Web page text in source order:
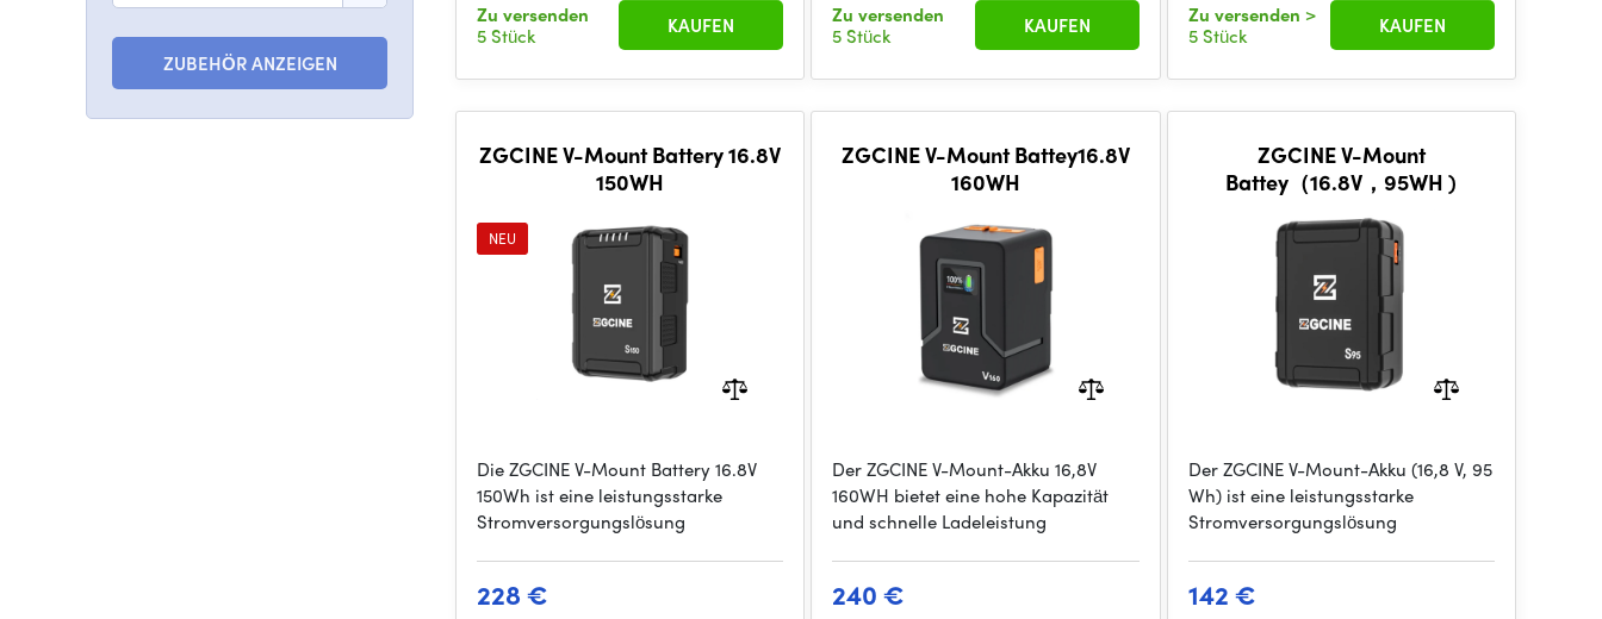
ZUBEHÖR ANZEIGEN
Zu versenden
5 Stück
KAUFEN
Zu versenden
5 Stück
KAUFEN Zu versenden >
5 Stück
KAUFEN
ZGCINE V-Mount Battery 16.8V
150WH
NEU
Die ZGCINE V-Mount Battery 16.8V
150Wh ist eine leistungsstarke
Stromversorgungslösung
228 €
ZGCINE V-Mount Battey16.8V
160WH
Der ZGCINE V-Mount-Akku 16,8V
160WH bietet eine hohe Kapazität
und schnelle Ladeleistung
240 €
ZGCINE V-Mount
Battey（16.8V，95WH )
Der ZGCINE V-Mount-Akku (16,8 V, 95
Wh) ist eine leistungsstarke
Stromversorgungslösung
142 €